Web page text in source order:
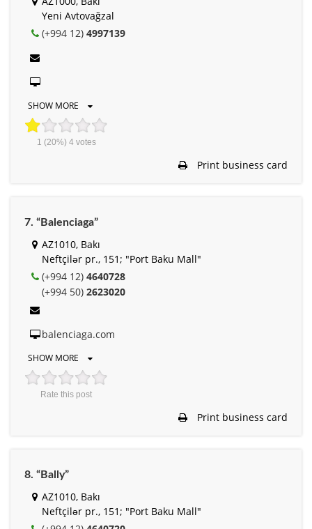
Yeni Avtovağzal
(+994 12) 4997139
SHOW MORE
1 (20%) 4votes
Print business card
7. “Balenciaga”
AZ1010, Bakı
Neftçilər pr., 151; "Port Baku Mall"
(+994 12) 4640728
(+994 50) 2623020
balenciaga.com
SHOW MORE
Rate this post
Print business card
8. “Bally”
AZ1010, Bakı
Neftçilər pr., 151; "Port Baku Mall"